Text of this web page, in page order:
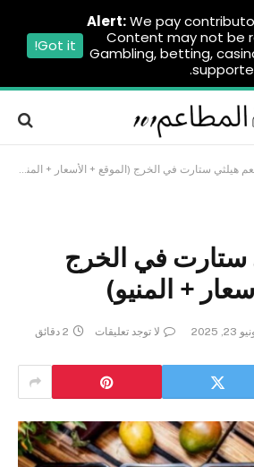
هيلثي ستارت في الخرج (الموقع + الأسعار + المنيو)
ستارت في الخرج
+ المنيو)
23, 2025 لا توجد تعليقات 2 دقائق
Alert:We pay
Content may not be
Gambling, betting,
Got it!